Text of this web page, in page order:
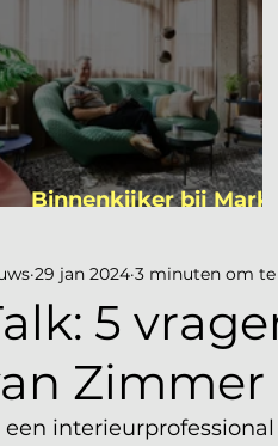
Binnenkijker bij Mark
5
Zimmer
29 jan 2024 3 minuten om te